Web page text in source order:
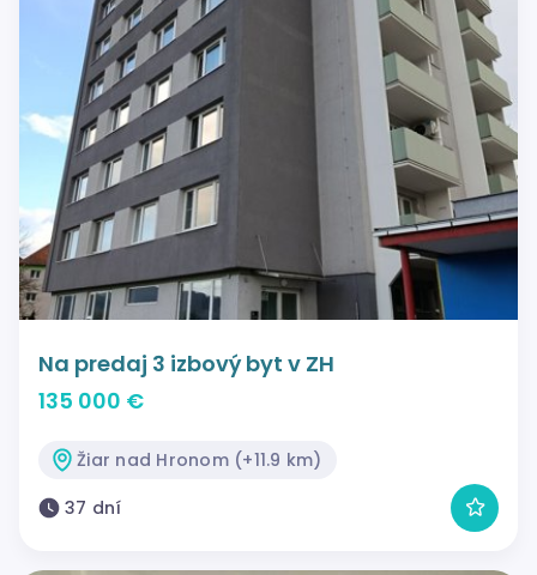
Na predaj 3 izbový byt v ZH
135 000 €
Žiar nad Hronom (+11.9 km)
37 dní